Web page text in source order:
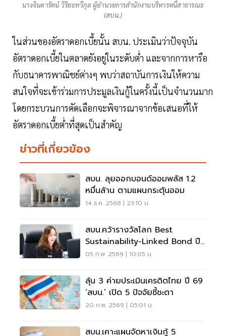
นางจินดารัตน์ วิริยะทวีกุล ผู้อำนวยการสำนักงานบริหารหนี้สาธารณะ
(สบน.)
ในส่วนของอัตราดอกเบี้ยนั้น สบน. ประเมินว่าปัจจุบัน
อัตราดอกเบี้ยในตลาดยังอยู่ในระดับต่ำ และจากการหารือ
กับธนาคารพาณิชย์ต่างๆ พบว่าสถาบันการเงินให้ความ
สนใจที่จะเข้าร่วมการประมูลเงินกู้ในครั้งนี้เป็นจำนวนมาก
โดยกระบวนการคัดเลือกจะพิจารณาจากข้อเสนอที่ให้
อัตราดอกเบี้ยต่ำที่สุดเป็นสำคัญ
ข่าวที่เกี่ยวข้อง
สบน. ลุยออกบอนด์ออมพลัส 1.2
หมื่นล้าน ตามแผนกระตุ้นออม
14 ธ.ค. 2568 | 23:10 น.
สบน.คว้ารางวัลโลก Best
Sustainability-Linked Bond ปี
2569
05 ก.พ. 2569 | 10:05 น.
ลุ้น 3 ค่ายประเมินเครดิตไทย ปี 69
‘สบน.’ เปิด 5 ปัจจัยชี้ชะตา
20 ก.พ. 2569 | 05:01 น.
สบน.เคาะแผนจัดหาเงินกู้ 5